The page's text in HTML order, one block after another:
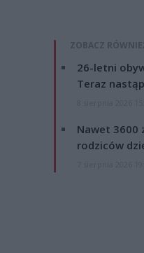
ZOBACZ
26-letni
Teraz
Nawet 3600
rodziców